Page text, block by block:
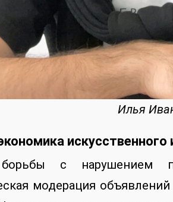
Илья
искусственного
с нарушением
модерация